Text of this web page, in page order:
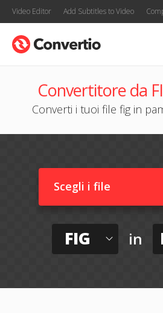
Video Editor Add Subtitles to Video
Convertitore da
Converti i tuoi file fig in
Scegli i file
FIG in